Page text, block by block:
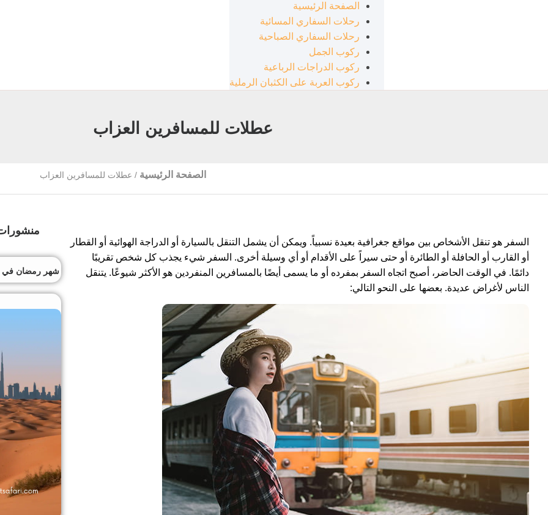
الصفحة الرئيسية
رحلات السفاري المسائية
رحلات السفاري الصباحية
ركوب الجمل
ركوب الدراجات الرباعية
ركوب العربة على الكثبان الرملية
عطلات للمسافرين العزاب
الصفحة الرئيسية / عطلات للمسافرين العزاب
السفر هو تنقل الأشخاص بين مواقع جغرافية بعيدة نسبياً. ويمكن أن يشمل التنقل بالسيارة أو الدراجة الهوائية أو القطار
أو القارب أو الحافلة أو الطائرة أو حتى سيراً على الأقدام أو أي وسيلة أخرى. السفر شيء يجذب كل شخص تقريبًا
دائمًا. في الوقت الحاضر، أصبح اتجاه السفر بمفرده أو ما يسمى أيضًا بالمسافرين المنفردين هو الأكثر شيوعًا. يتنقل
الناس لأغراض عديدة. بعضها على النحو التالي:
شهر رمضان في